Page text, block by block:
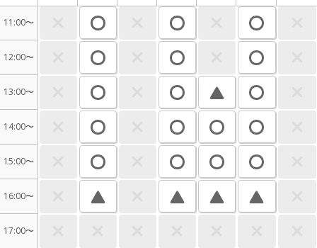
11:00〜
12:00〜
13:00〜
14:00〜
15:00〜
16:00〜
17:00〜